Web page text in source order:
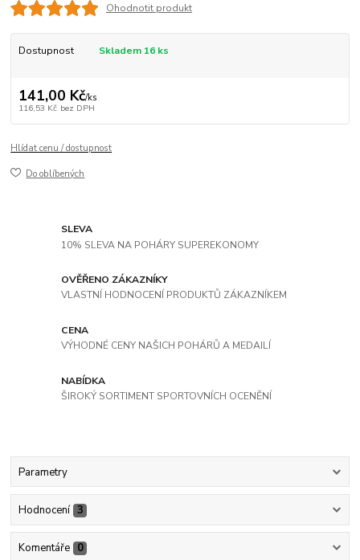
Ohodnotit produkt
Dostupnost Skladem 16 ks
141,00 Kč/ks
116,53 Kč bez DPH
Hlídat cenu / dostupnost
Do oblíbených
SLEVA
10% SLEVA NA POHÁRY SUPEREKONOMY
OVĚŘENO ZÁKAZNÍKY
VLASTNÍ HODNOCENÍ PRODUKTŮ ZÁKAZNÍKEM
CENA
VÝHODNÉ CENY NAŠICH POHÁRŮ A MEDAILÍ
NABÍDKA
ŠIROKÝ SORTIMENT SPORTOVNÍCH OCENĚNÍ
Parametry
Hodnocení 3
Komentáře 0